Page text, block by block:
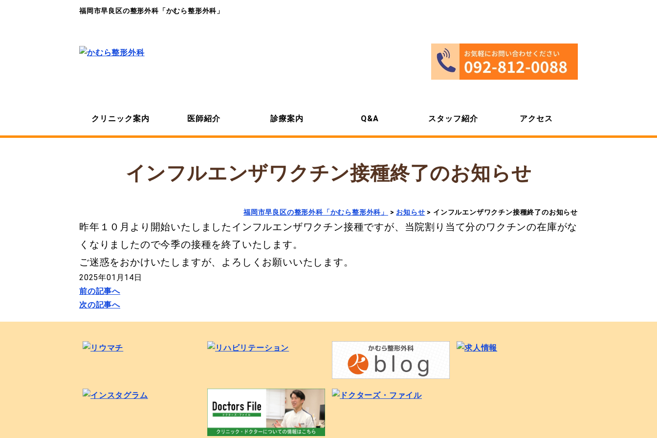
福岡市早良区の整形外科「かむら整形外科」
クリニック案内 医師紹介 診療案内 Q&A スタッフ紹介 アクセス
インフルエンザワクチン接種終了のお知らせ
福岡市早良区の整形外科「かむら整形外科」 > お知らせ > インフルエンザワクチン接種終了のお知らせ
昨年１０月より開始いたしましたインフルエンザワクチン接種ですが、当院割り当て分のワクチンの在庫がな
くなりましたので今季の接種を終了いたします。
ご迷惑をおかけいたしますが、よろしくお願いいたします。
2025年01月14日
前の記事へ
次の記事へ